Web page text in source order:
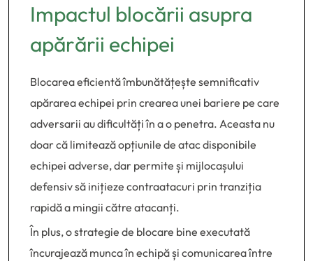
Impactul blocării asupra
apărării echipei
Blocarea eficientă îmbunătățește semnificativ
apărarea echipei prin crearea unei bariere pe care
adversarii au dificultăți în a o penetra. Aceasta nu
doar că limitează opțiunile de atac disponibile
echipei adverse, dar permite și mijlocașului
defensiv să inițieze contraatacuri prin tranziția
rapidă a mingii către atacanți.
În plus, o strategie de blocare bine executată
încurajează munca în echipă și comunicarea între